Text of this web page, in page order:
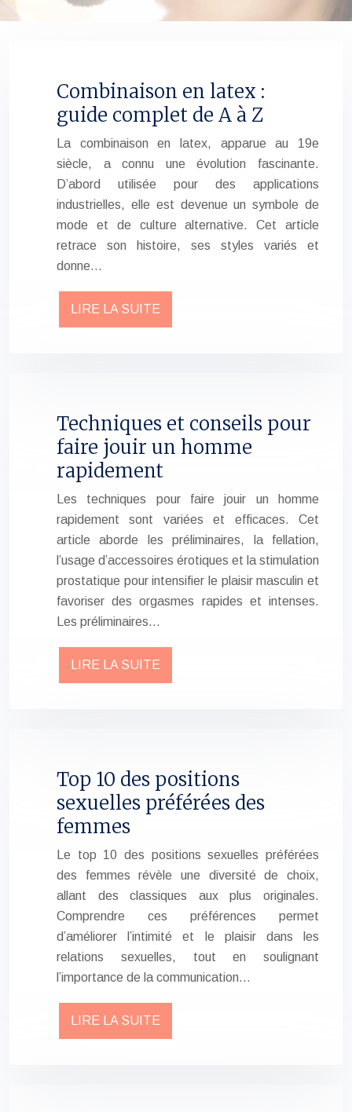
Combinaison en latex :
guide complet de A à Z
La combinaison en latex, apparue au 19e
siècle, a connu une évolution fascinante.
D’abord utilisée pour des applications
industrielles, elle est devenue un symbole de
mode et de culture alternative. Cet article
retrace son histoire, ses styles variés et
donne…
LIRE LA SUITE
Techniques et conseils pour
faire jouir un homme
rapidement
Les techniques pour faire jouir un homme
rapidement sont variées et efficaces. Cet
article aborde les préliminaires, la fellation,
l’usage d’accessoires érotiques et la stimulation
prostatique pour intensifier le plaisir masculin et
favoriser des orgasmes rapides et intenses.
Les préliminaires…
LIRE LA SUITE
Top 10 des positions
sexuelles préférées des
femmes
Le top 10 des positions sexuelles préférées
des femmes révèle une diversité de choix,
allant des classiques aux plus originales.
Comprendre ces préférences permet
d’améliorer l’intimité et le plaisir dans les
relations sexuelles, tout en soulignant
l’importance de la communication…
LIRE LA SUITE